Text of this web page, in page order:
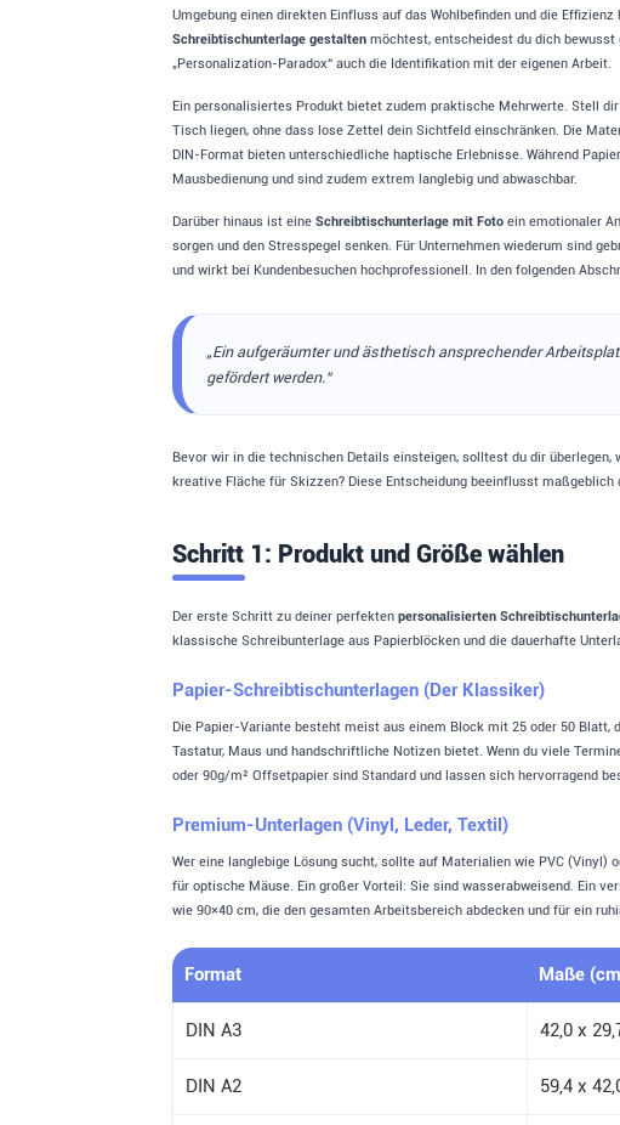
Umgebung einen direkten Einfluss auf das Wohlbefinden und die
Schreibtischunterlage gestalten möchtest, entscheidest du dich
„Personalization-Paradox“ auch die Identifikation mit der eigenen Arbeit.
Ein personalisiertes Produkt bietet zudem praktische Mehrwerte. Stell
Tisch liegen, ohne dass lose Zettel dein Sichtfeld einschränken. Die
DIN-Format bieten unterschiedliche haptische Erlebnisse. Während
Mausbedienung und sind zudem extrem langlebig und abwaschbar.
Darüber hinaus ist eine Schreibtischunterlage mit Foto ein emotionaler
sorgen und den Stresspegel senken. Für Unternehmen wiederum sind
und wirkt bei Kundenbesuchen hochprofessionell. In den folgenden
„Ein aufgeräumter und ästhetisch ansprechender
gefördert werden.“
Bevor wir in die technischen Details einsteigen, solltest du dir
kreative Fläche für Skizzen? Diese Entscheidung beeinflusst
Schritt 1: Produkt und Größe wählen
Der erste Schritt zu deiner perfekten personalisierten
klassische Schreibunterlage aus Papierblöcken und die dauerhafte
Papier-Schreibtischunterlagen (Der Klassiker)
Die Papier-Variante besteht meist aus einem Block mit 25 oder 50
Tastatur, Maus und handschriftliche Notizen bietet. Wenn du viele
oder 90g/m² Offsetpapier sind Standard und lassen sich hervorragend
Premium-Unterlagen (Vinyl, Leder, Textil)
Wer eine langlebige Lösung sucht, sollte auf Materialien wie PVC
für optische Mäuse. Ein großer Vorteil: Sie sind wasserabweisend. Ein
wie 90×40 cm, die den gesamten Arbeitsbereich abdecken und für ein
Format Maße
DIN A3 42,0 x
DIN A2 59,4 x